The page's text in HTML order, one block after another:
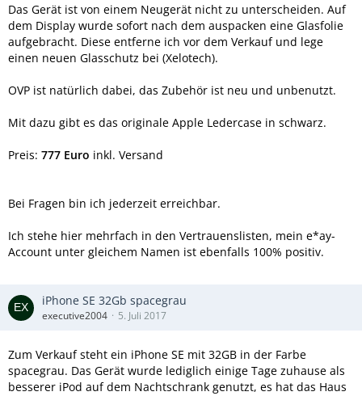
Das Gerät ist von einem Neugerät nicht zu unterscheiden. Auf
dem Display wurde sofort nach dem auspacken eine Glasfolie
aufgebracht. Diese entferne ich vor dem Verkauf und lege
einen neuen Glasschutz bei (Xelotech).
OVP ist natürlich dabei, das Zubehör ist neu und unbenutzt.
Mit dazu gibt es das originale Apple Ledercase in schwarz.
Preis: 777 Euro inkl. Versand
Bei Fragen bin ich jederzeit erreichbar.
Ich stehe hier mehrfach in den Vertrauenslisten, mein e*ay-
Account unter gleichem Namen ist ebenfalls 100% positiv.
iPhone SE 32Gb spacegrau
executive2004 5. Juli 2017
Zum Verkauf steht ein iPhone SE mit 32GB in der Farbe
spacegrau. Das Gerät wurde lediglich einige Tage zuhause als
besserer iPod auf dem Nachtschrank genutzt, es hat das Haus